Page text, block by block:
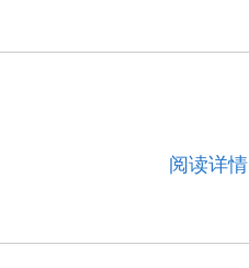
阅读详情